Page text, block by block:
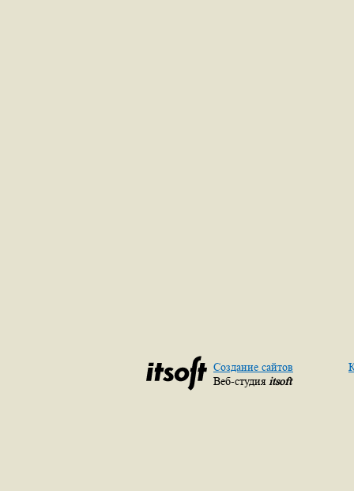
Создание сайтов
Веб-студия itsoft